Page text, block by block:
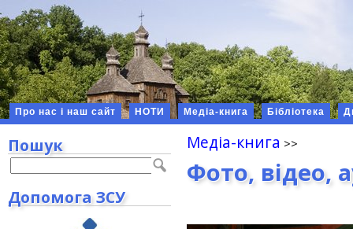
Про нас і наш сайт НОТИ Медіа-книга Бібліотека
Медіа-книга
Фото, відео,
Пошук
Допомога ЗСУ